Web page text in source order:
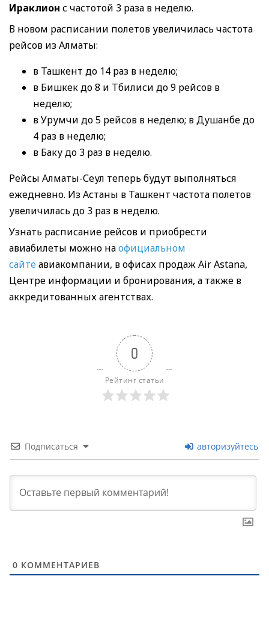
Ираклион с частотой 3 раза в неделю.
В новом расписании полетов увеличилась частота
рейсов из Алматы:
в Ташкент до 14 раз в неделю;
в Бишкек до 8 и Тбилиси до 9 рейсов в
неделю;
в Урумчи до 5 рейсов в неделю; в Душанбе до
4 раз в неделю;
в Баку до 3 раз в неделю.
Рейсы Алматы-Сеул теперь будут выполняться
ежедневно. Из Астаны в Ташкент частота полетов
увеличилась до 3 раз в неделю.
Узнать расписание рейсов и приобрести
авиабилеты можно наофициальном
сайтеавиакомпании, в офисах продаж Air Astana,
Центре информации и бронирования, а также в
аккредитованных агентствах.
0
Рейтинг статьи
Подписаться авторизуйтесь
0 КОММЕНТАРИЕВ